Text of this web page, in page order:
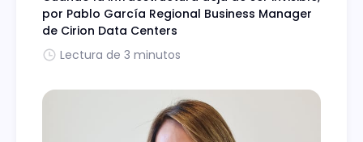
por Pablo García Regional Business Manager
de Cirion Data Centers
Lectura de 3 minutos